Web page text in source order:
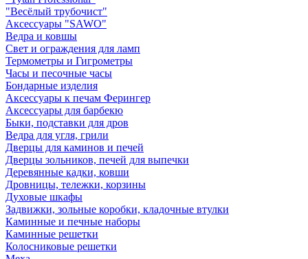
"Весёлый трубочист"
Аксессуары "SAWO"
Ведра и ковшы
Свет и ограждения для ламп
Термометры и Гигрометры
Часы и песочные часы
Бондарные изделия
Аксессуары к печам Ферингер
Аксессуары для барбекю
Быки, подставки для дров
Ведра для угля, грили
Дверцы для каминов и печей
Дверцы зольников, печей для выпечки
Деревянные кадки, ковши
Дровницы, тележки, корзины
Духовые шкафы
Задвижки, зольные коробки, кладочные втулки
Каминные и печные наборы
Каминные решетки
Колосниковые решетки